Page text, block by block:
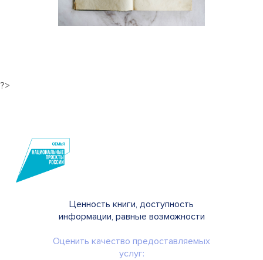
?>
Ценность книги, доступность
информации, равные возможности
Оценить качество предоставляемых
услуг: